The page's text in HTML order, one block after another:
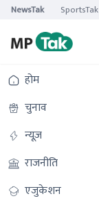
NewsTak SportsTak
होम
चुनाव
न्यूज़
राजनीति
एजुकेशन